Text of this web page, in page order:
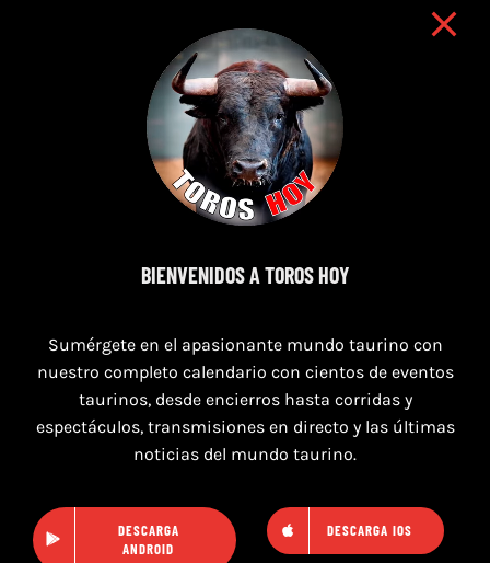
9 de agosto de 2026
2026
BIENVENIDOS A TOROS HOY
Sumérgete en el apasionante mundo taurino con
nuestro completo calendario con cientos de eventos
taurinos, desde encierros hasta corridas y
espectáculos, transmisiones en directo y las últimas
noticias del mundo taurino.
DESCARGA
ANDROID
DESCARGA IOS